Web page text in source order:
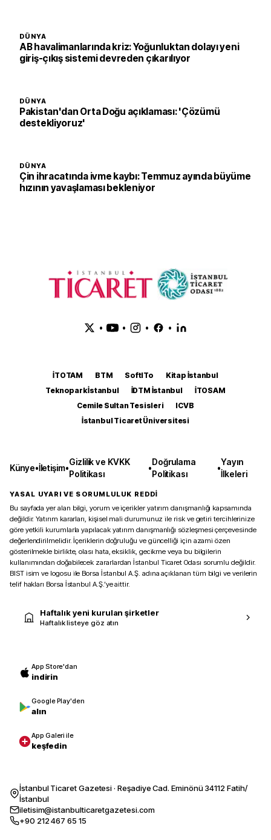
DÜNYA
AB havalimanlarında kriz: Yoğunluktan dolayı yeni
giriş-çıkış sistemi devreden çıkarılıyor
DÜNYA
Pakistan'dan Orta Doğu açıklaması: 'Çözümü
destekliyoruz'
DÜNYA
Çin ihracatında ivme kaybı: Temmuz ayında büyüme
hızının yavaşlaması bekleniyor
• • • •
İTOTAM BTM SoftITo
Kitap İstanbul
Teknopark İstanbul
İDTM İstanbul
İTOSAM
Cemile Sultan Tesisleri
ICVB
İstanbul Ticaret Üniversitesi
Künye•İletişim•
Gizlilik ve KVKK
Politikası
•
Doğrulama
Politikası
•
Yayın
İlkeleri
YASAL UYARI VE SORUMLULUK REDDİ
Bu sayfada yer alan bilgi, yorum ve içerikler yatırım danışmanlığı kapsamında
değildir. Yatırım kararları, kişisel mali durumunuz ile risk ve getiri tercihlerinize
göre yetkili kurumlarla yapılacak yatırım danışmanlığı sözleşmesi çerçevesinde
değerlendirilmelidir. İçeriklerin doğruluğu ve güncelliği için azami özen
gösterilmekle birlikte, olası hata, eksiklik, gecikme veya bu bilgilerin
kullanımından doğabilecek zararlardan İstanbul Ticaret Odası sorumlu değildir.
BIST isim ve logosu ile Borsa İstanbul A.Ş. adına açıklanan tüm bilgi ve verilerin
telif hakları Borsa İstanbul A.Ş.’ye aittir.
Haftalık yeni kurulan şirketler
Haftalık listeye göz atın
App Store'dan
indirin
Google Play'den
alın
App Galeri ile
keşfedin
İstanbul Ticaret Gazetesi · Reşadiye Cad. Eminönü 34112 Fatih/
İstanbul
iletisim@istanbulticaretgazetesi.com
+90 212 467 65 15